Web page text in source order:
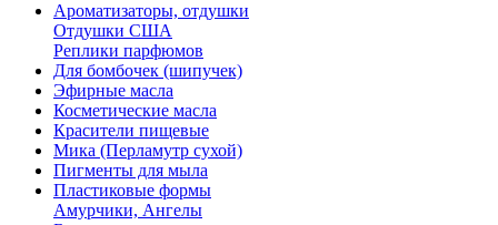
Ароматизаторы, отдушки
Отдушки США
Реплики парфюмов
Для бомбочек (шипучек)
Эфирные масла
Косметические масла
Красители пищевые
Мика (Перламутр сухой)
Пигменты для мыла
Пластиковые формы
Амурчики, Ангелы